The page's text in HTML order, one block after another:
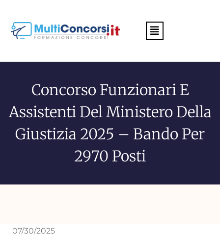
Menu
Concorso Funzionari E
Assistenti Del Ministero Della
Giustizia 2025 – Bando Per
2970 Posti
07/30/2025